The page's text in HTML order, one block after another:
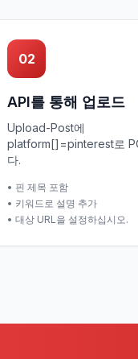
02
API를 통해 업로드
Upload-Post에
platform[]=pinterest로
다.
• 핀 제목 포함
• 키워드로 설명 추가
• 대상 URL을 설정하십시오.